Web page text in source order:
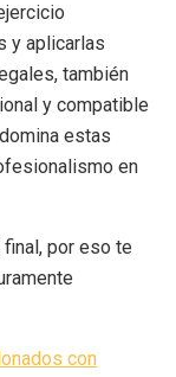
y aplicarlas
también
y compatible
estas
en
por eso te
con